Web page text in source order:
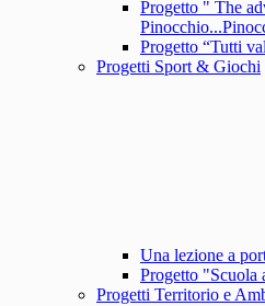
Progetto " The
Progetto “Tutti
Progetti Sport & Giochi
Una lezione a
Progetto "Scuola
Progetti Territorio e